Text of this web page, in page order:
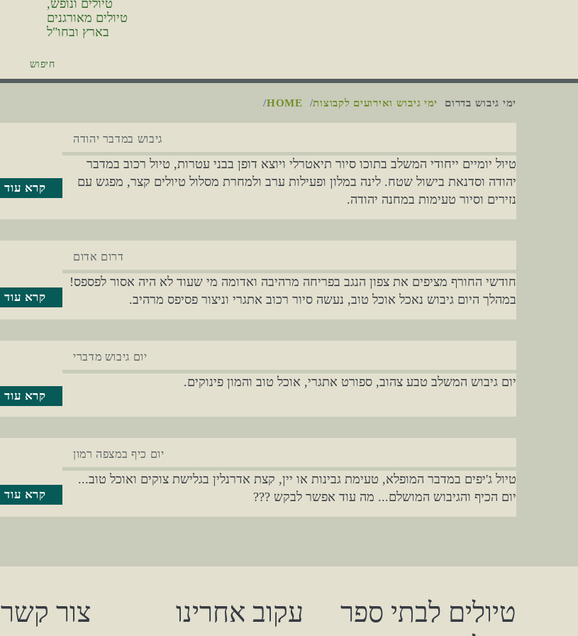
חיפוש
HOME ימי גיבוש ואירועים לקבוצות ימי גיבוש בדרום
גיבוש במדבר יהודה
טיול יומיים ייחודי המשלב בתוכו סיור תיאטרלי ויוצא דופן בבני עטרות, טיול רכוב במדבר
יהודה וסדנאת בישול שטח. לינה במלון ופעילות ערב ולמחרת מסלול טיולים קצר, מפגש עם
נזירים וסיור טעימות במחנה יהודה.
קרא עוד
דרום אדום
חודשי החורף מציפים את צפון הנגב בפריחה מרהיבה ואדומה מי שעוד לא היה אסור לפספס!
במהלך היום גיבוש נאכל אוכל טוב, נעשה סיור רכוב אתגרי וניצור פסיפס מרהיב.
קרא עוד
יום גיבוש מדברי
יום גיבוש המשלב טבע צהוב, ספורט אתגרי, אוכל טוב והמון פינוקים.
קרא עוד
יום כיף במצפה רמון
טיול ג'יפים במדבר המופלא, טעימת גבינות או יין, קצת אדרנלין בגלישת צוקים ואוכל טוב...
יום הכיף והגיבוש המושלם... מה עוד אפשר לבקש ???
קרא עוד
צור קשר
עקוב אחרינו
טיולים לבתי ספר